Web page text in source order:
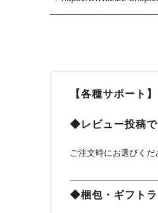
【各種サポート】
◆レビュー投稿で
ご注文時にお選びくだ
◆梱包・ギフト